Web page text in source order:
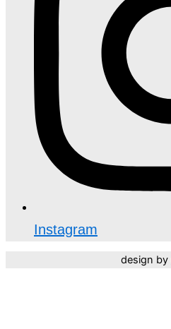
Instagram
design by